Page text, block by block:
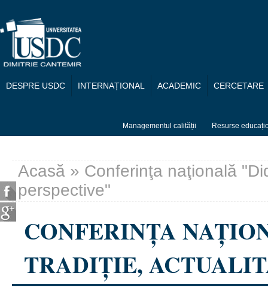
DESPRE USDC INTERNAȚIONAL ACADEMIC CERCETARE
Managementul calității Resurse
Eşti aici
Acasă » Conferinţa naţională
perspective"
CONFERINŢA
TRADIŢIE,